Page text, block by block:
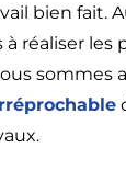
bien fait.
à réaliser les
sommes